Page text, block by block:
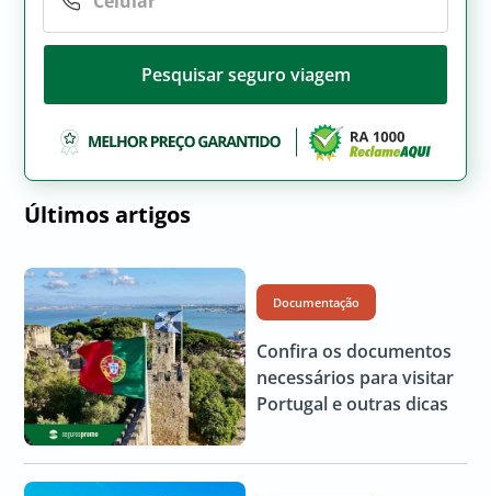
Pesquisar seguro viagem
Últimos artigos
Documentação
Confira os documentos
necessários para visitar
Portugal e outras dicas